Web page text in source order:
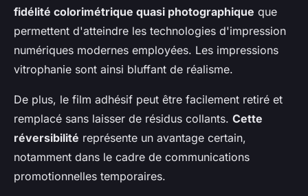
fidélité colorimétrique quasi photographique que
permettent d'atteindre les technologies d'impression
numériques modernes employées. Les impressions
vitrophanie sont ainsi bluffant de réalisme.
De plus, le film adhésif peut être facilement retiré et
remplacé sans laisser de résidus collants. Cette
réversibilité représente un avantage certain,
notamment dans le cadre de communications
promotionnelles temporaires.